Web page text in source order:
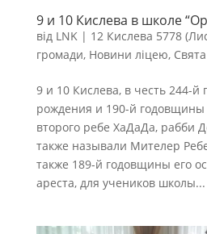
9 и 10 Кислева в школе
від LNK| 12 Кислева 5778
громади, Новини ліцею,
9 и 10 Кислева, в честь 244-
рождения и 190-й годовщины
второго ребе ХаДаДа, рабби
также называли Мителер
также 189-й годовщины его
ареста, для учеников школы...